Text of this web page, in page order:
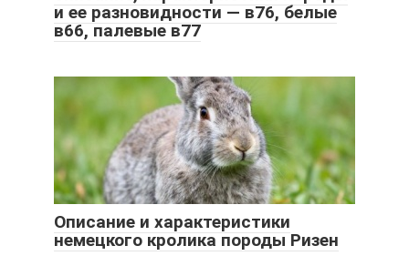
и ее разновидности — в76, белые
в66, палевые в77
Описание и характеристики
немецкого кролика породы Ризен